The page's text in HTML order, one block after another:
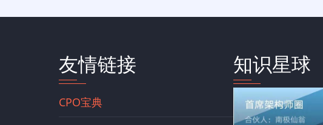
友情链接
CPO宝典
知识星球